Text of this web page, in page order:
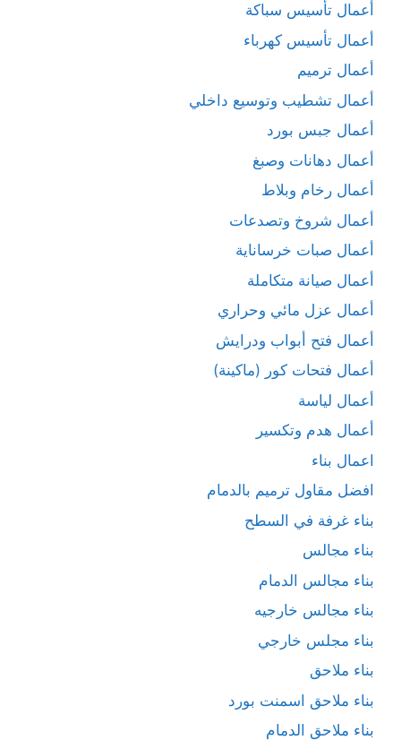
أعمال تأسيس سباكة
أعمال تأسيس كهرباء
أعمال ترميم
أعمال تشطيب وتوسيع داخلي
أعمال جبس بورد
أعمال دهانات وصبغ
أعمال رخام وبلاط
أعمال شروخ وتصدعات
أعمال صبات خرساناية
أعمال صيانة متكاملة
أعمال عزل مائي وحراري
أعمال فتح أبواب ودرايش
أعمال فتحات كور (ماكينة)
أعمال لياسة
أعمال هدم وتكسير
اعمال بناء
افضل مقاول ترميم بالدمام
بناء غرفة في السطح
بناء مجالس
بناء مجالس الدمام
بناء مجالس خارجيه
بناء مجلس خارجي
بناء ملاحق
بناء ملاحق اسمنت بورد
بناء ملاحق الدمام